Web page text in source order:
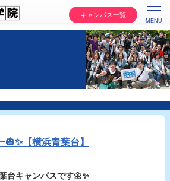
キャンパス一覧
【横浜青葉台】
台キャンパスです🌼✨